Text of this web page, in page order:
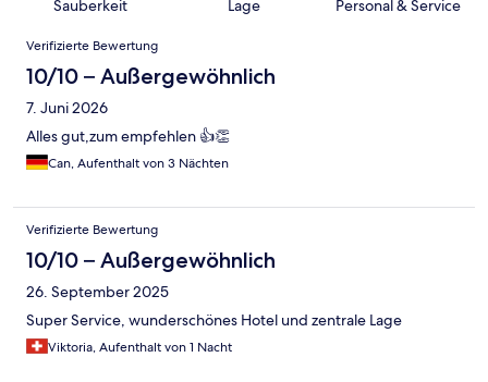
Sauberkeit Lage Personal & Service
Bewertungen
Verifizierte Bewertung
10/10 – Außergewöhnlich
7. Juni 2026
Alles gut,zum empfehlen 👍👏
Can, Aufenthalt von 3 Nächten
Verifizierte Bewertung
10/10 – Außergewöhnlich
26. September 2025
Super Service, wunderschönes Hotel und zentrale Lage
Viktoria, Aufenthalt von 1 Nacht